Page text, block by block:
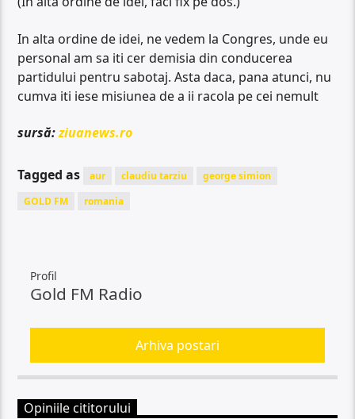
In alta ordine de idei, ne vedem la Congres, unde eu
personal am sa iti cer demisia din conducerea
partidului pentru sabotaj. Asta daca, pana atunci, nu
cumva iti iese misiunea de a ii racola pe cei nemult
sursă:ziuanews.ro
Tagged as aur claudiu tarziu
george simion
GOLD FM
romania
Profil
Gold FM Radio
Arhiva postari
Opiniile cititorului